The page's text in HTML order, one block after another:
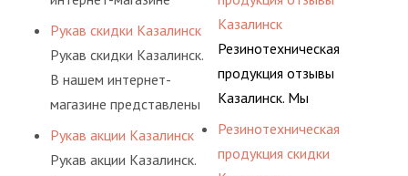
ГОСТам, техническим
условиям и нормативам.
представлены разные
варианты шлангов,
рукавов и других
резинотехнических
соответствующих
ГОСТам, техническим
Рукав скидки Казалинск
Рукав скидки Казалинск.
В нашем интернет-
магазине представлены
разные варианты
шлангов, рукавов и
Рукав акции Казалинск
Рукав акции Казалинск.
делаем это полностью
помогаем им
действительно сделать
осознанный выбор,
лучший для решения
БЕСПЛАТНО.
Казалинск
Резинотехническая
продукция отзывы
Казалинск. Мы
регулярно
консультируем своих
покупателей, и
Резинотехническая
продукция скидки